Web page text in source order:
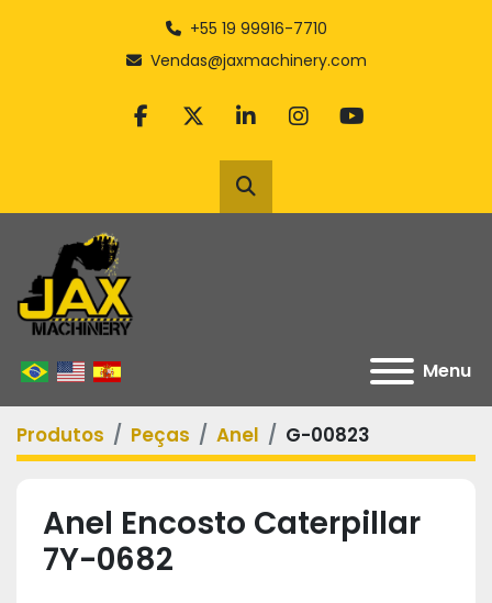
+55 19 99916-7710
Vendas@jaxmachinery.com
facebook
twitterlinkedininstagram
youtube
Pesquisar
Menu
Produtos Peças Anel G-00823
Anel Encosto Caterpillar
7Y-0682